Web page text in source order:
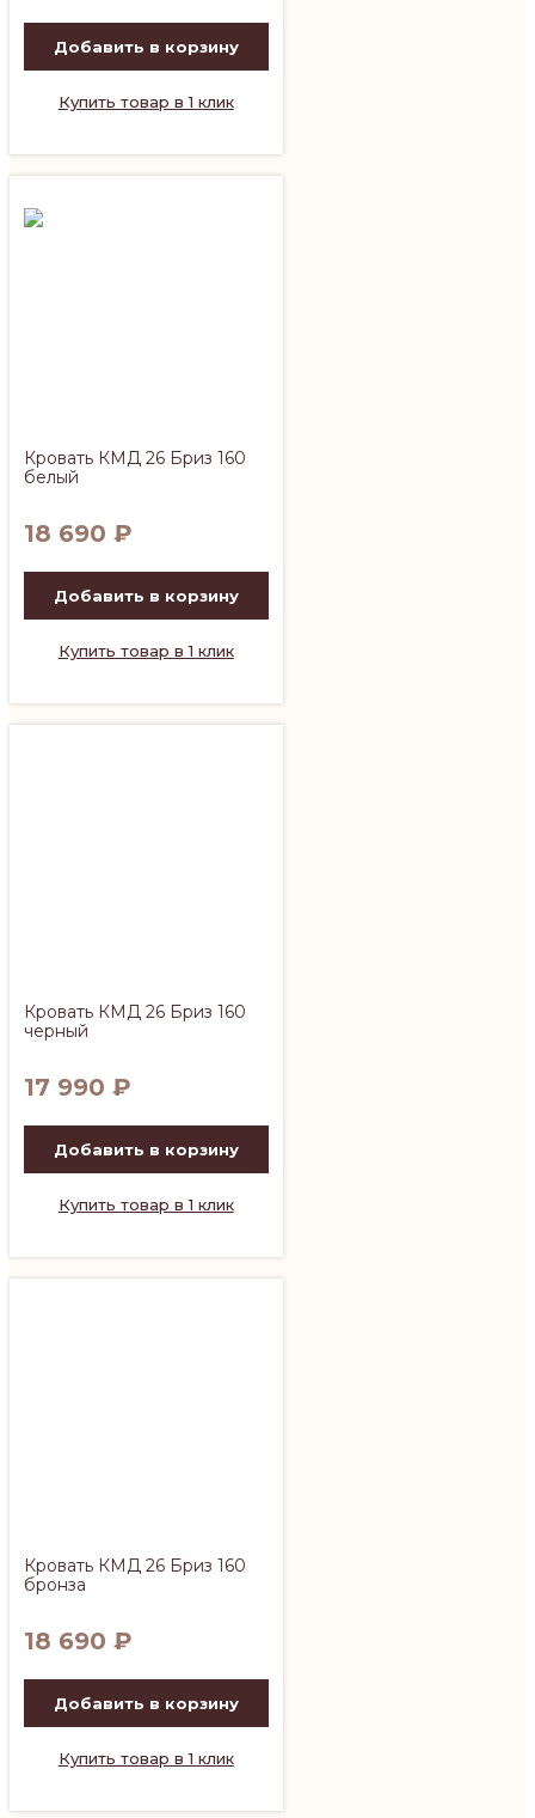
Добавить в корзину
Купить товар в 1 клик
Кровать КМД 26 Бриз 160
белый
18 690 ₽
Добавить в корзину
Купить товар в 1 клик
Кровать КМД 26 Бриз 160
черный
17 990 ₽
Добавить в корзину
Купить товар в 1 клик
Кровать КМД 26 Бриз 160
бронза
18 690 ₽
Добавить в корзину
Купить товар в 1 клик